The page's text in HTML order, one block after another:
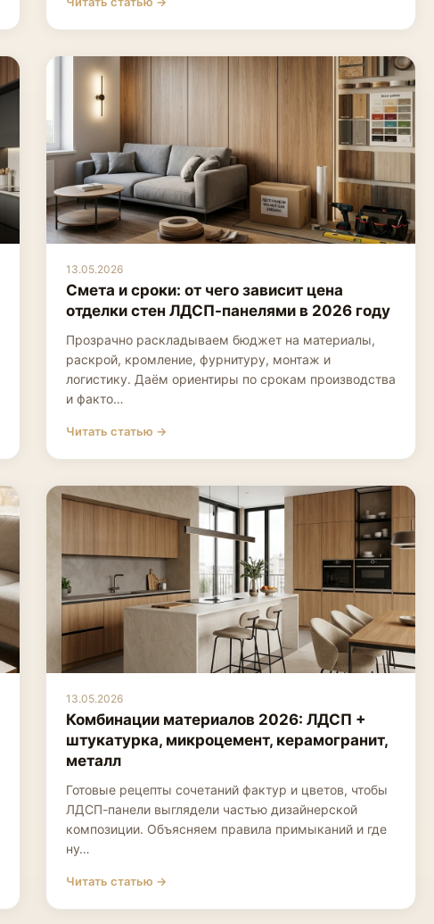
13.05.2026
Смета и сроки: от чего зависит цена
отделки стен ЛДСП-панелями в 2026 году
Прозрачно раскладываем бюджет на материалы,
раскрой, кромление, фурнитуру, монтаж и
логистику. Даём ориентиры по срокам производства
и факто…
Читать статью →
13.05.2026
Комбинации материалов 2026: ЛДСП +
штукатурка, микроцемент, керамогранит,
металл
Готовые рецепты сочетаний фактур и цветов, чтобы
ЛДСП-панели выглядели частью дизайнерской
композиции. Объясняем правила примыканий и где
ну…
Читать статью →